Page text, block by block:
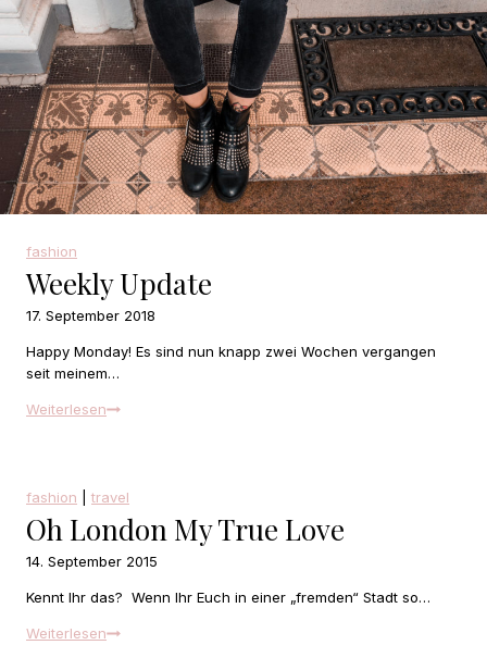
fashion
Weekly Update
17. September 2018
Happy Monday! Es sind nun knapp zwei Wochen vergangen
seit meinem…
WeiterlesenWeekly
fashion travel
Oh London My True Love
14. September 2015
Kennt Ihr das? Wenn Ihr Euch in einer „fremden“ Stadt so…
WeiterlesenOh